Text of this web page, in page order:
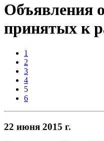
Объявления
принятых к
1
2
3
4
5
6
22 июня 2015 г.